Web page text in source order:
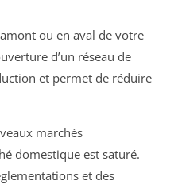
ou en aval de votre
d’un réseau de
et permet de réduire
marchés
domestique est saturé.
et des